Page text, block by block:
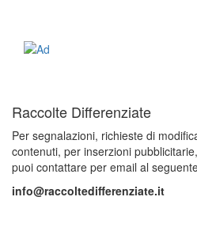
Raccolte Differenziate
Per segnalazioni, richieste di
contenuti, per inserzioni
puoi contattare per email al
info@raccoltedifferenziate.it